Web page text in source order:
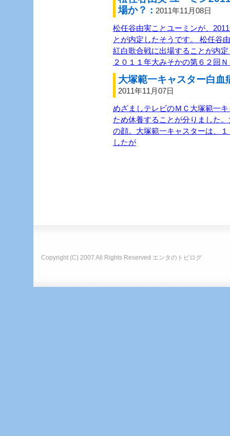
場か？ : 2011年11月08日
松任谷由実ことユーミンが、
とが内定したそうです。 松任谷
紅白歌合戦に出場することが内
２０１１年大みそかの第６２回
大塚範一キャスター白血
2011年11月07日
めざましテレビのＭＣ大塚範一
ため休養することが分りました
の顔。大塚範一キャスターは、
したが
Copyright (C) 2007 All Rights Reserved エンタのトピログ